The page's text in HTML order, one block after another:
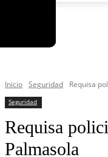
Inicio Seguridad Requisa
Seguridad
Requisa
Palmasola